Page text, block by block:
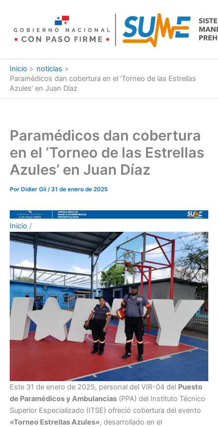
contenido
Inicio
noticias
Paramédicos dan cobertura en el ‘Torneo de las Estrellas
Azules’ en Juan Díaz
Paramédicos dan cobertura
en el ‘Torneo de las Estrellas
Azules’ en Juan Díaz
Por Didier Gil /31 de enero de 2025
Inicio /
Este 31 de enero de 2025, personal del VIR-04 del Puesto
de Paramédicos y Ambulancias (PPA) del Instituto Técnico
Superior Especializado (ITSE) ofreció cobertura del evento
«Torneo Estrellas Azules», desarrollado en el